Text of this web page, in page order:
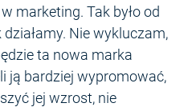
marketing. Tak było od
Nie wykluczam,
ta nowa marka
ją bardziej wypromować,
jej wzrost, nie